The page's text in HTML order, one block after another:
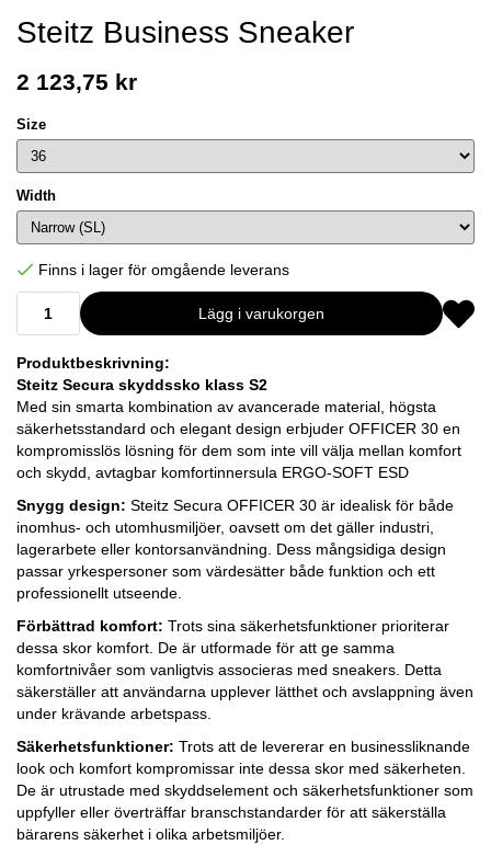
Steitz Business Sneaker
2 123,75 kr
Size
Width
Finns i lager för omgående leverans
Lägg i varukorgen
Produktbeskrivning:
Steitz Secura skyddssko klass S2
Med sin smarta kombination av avancerade material, högsta
säkerhetsstandard och elegant design erbjuder OFFICER 30 en
kompromisslös lösning för dem som inte vill välja mellan komfort
och skydd, avtagbar komfortinnersula ERGO-SOFT ESD
Snygg design: Steitz Secura OFFICER 30 är idealisk för både
inomhus- och utomhusmiljöer, oavsett om det gäller industri,
lagerarbete eller kontorsanvändning. Dess mångsidiga design
passar yrkespersoner som värdesätter både funktion och ett
professionellt utseende.
Förbättrad komfort: Trots sina säkerhetsfunktioner prioriterar
dessa skor komfort. De är utformade för att ge samma
komfortnivåer som vanligtvis associeras med sneakers. Detta
säkerställer att användarna upplever lätthet och avslappning även
under krävande arbetspass.
Säkerhetsfunktioner: Trots att de levererar en businessliknande
look och komfort kompromissar inte dessa skor med säkerheten.
De är utrustade med skyddselement och säkerhetsfunktioner som
uppfyller eller överträffar branschstandarder för att säkerställa
bärarens säkerhet i olika arbetsmiljöer.